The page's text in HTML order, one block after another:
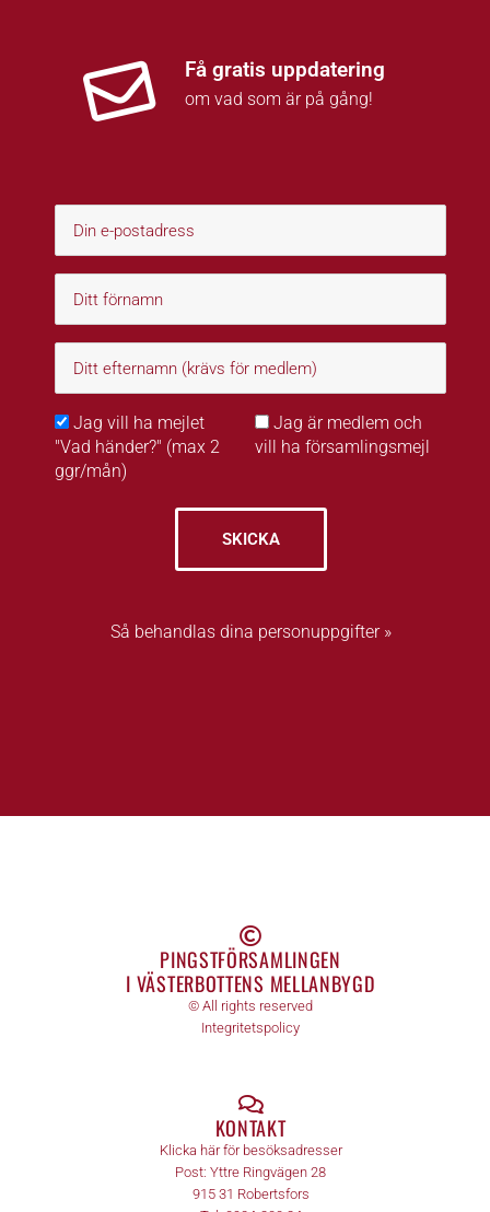
Få gratis uppdatering
om vad som är på gång!
Jag vill ha mejlet
"Vad händer?" (max 2
ggr/mån)
Jag är medlem och
vill ha församlingsmejl
SKICKA
Så behandlas dina personuppgifter »
PINGSTFÖRSAMLINGEN
I VÄSTERBOTTENS MELLANBYGD
© All rights reserved
Integritetspolicy
KONTAKT
Klicka här för besöksadresser
Post: Yttre Ringvägen 28
915 31 Robertsfors